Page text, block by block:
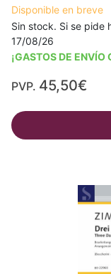
Disponible en breve
Sin stock. Si se pide
17/08/26
¡GASTOS DE ENVÍO
PVP. 45,50€